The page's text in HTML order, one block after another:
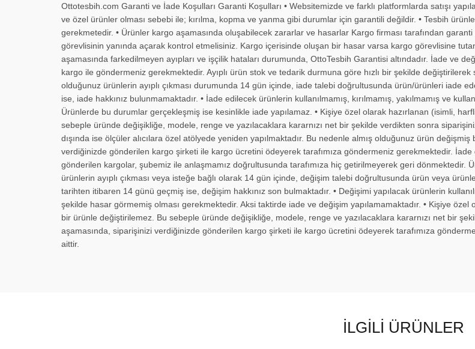
Ottotesbih.com Garanti ve İade Koşulları Garanti Koşulları • Websitemizde ve farklı platformlarda satışı
ve özel ürünler olması sebebi ile; kırılma, kopma ve yanma gibi durumlar için garantili değildir. • Tesbih
gerekmetedir. • Ürünler kargo aşamasında oluşabilecek zararlar ve hasarlar Kargo firması tarafından
görevlisinin yanında açarak kontrol etmelisiniz. Kargo içerisinde oluşan bir hasar varsa kargo görevlisine
aşamasında farkedilmeyen ayıpları ve işçilik hataları durumunda, OttoTesbih Garantisi altındadır. İade ve
kargo ile göndermeniz gerekmektedir. Ayıplı ürün stok ve tedarik durmuna göre hızlı bir şekilde
olduğunuz ürünlerin ayıplı çıkması durumunda 14 gün içinde, iade talebi doğrultusunda ürün/ürünleri iade
ise, iade hakkınız bulunmamaktadır. • İade edilecek ürünlerin kullanılmamış, kırılmamış, yakılmamış ve
Ürünlerde bu durumlar gerçekleşmiş ise kesinlikle iade yapılamaz. • Kişiye özel olarak hazırlanan (isimli,
sebeple üründe değişikliğe, modele, renge ve yazılacaklara kararnızı net bir şekilde verdikten sonra
dışında ise ölçüler alıcılara özel atölyede yeniden yapılmaktadır. Bu nedenle almış olduğunuz ürün
verdiğinizde gönderilen kargo şirketi ile kargo ücretini ödeyerek tarafımıza göndermeniz gerekmektedir.
gönderilen kargolar, şubemiz ile anlaşmamız doğrultusunda tarafımıza hiç getirilmeyerek geri dönmektedir.
ürünlerin ayıplı çıkması veya isteğe bağlı olarak 14 gün içinde, değişim talebi doğrultusunda ürün veya
tarihten itibaren 14 günü geçmiş ise, değişim hakkınız son bulmaktadır. • Değişimi yapılacak ürünlerin
şekilde hasar görmemiş olması gerekmektedir. Aksi taktirde iade ve değişim yapılamamaktadır. • Kişiye
bir ürünle değiştirilemez. Bu sebeple üründe değişikliğe, modele, renge ve yazılacaklara kararnızı net bir
aşamasında, siparişinizi verdiğinizde gönderilen kargo şirketi ile kargo ücretini ödeyerek tarafımıza
aittir.
İLGILI ÜRÜNLER